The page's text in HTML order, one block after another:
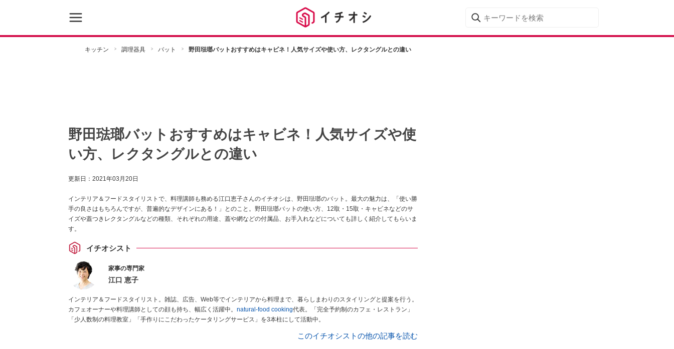
キッチン 調理器具 バット 野田琺瑯バットおすすめはキャビネ！人気サイズや使い方、レクタングルとの違い
野田琺瑯バットおすすめはキャビネ！人気サイズや使
い方、レクタングルとの違い
更新日： 2021年03月20日
インテリア＆フードスタイリストで、料理講師も務める江口恵子さんのイチオシは、野田琺瑯のバット。最大の魅力は、「使い勝
手の良さはもちろんですが、普遍的なデザインにある！」とのこと。野田琺瑯バットの使い方、12取・15取・キャビネなどのサ
イズや蓋つきレクタングルなどの種類、それぞれの用途、蓋や網などの付属品、お手入れなどについても詳しく紹介してもらいま
す。
イチオシスト
家事の専門家
江口 恵子
インテリア＆フードスタイリスト。雑誌、広告、Web等でインテリアから料理まで、暮らしまわりのスタイリングと提案を行う。
カフェオーナーや料理講師としての顔も持ち、幅広く活躍中。 natural-food cooking代表。「完全予約制のカフェ・レストラン」
「少人数制の料理教室」「手作りにこだわったケータリングサービス」を3本柱にして活動中。
このイチオシストの他の記事を読む